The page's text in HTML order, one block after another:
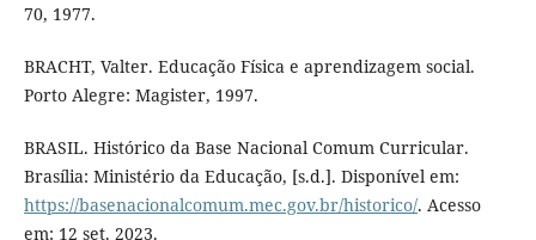
70, 1977.
BRACHT, Valter. Educação Física e aprendizagem social.
Porto Alegre: Magister, 1997.
BRASIL. Histórico da Base Nacional Comum Curricular.
Brasília: Ministério da Educação, [s.d.]. Disponível em:
https://basenacionalcomum.mec.gov.br/historico/. Acesso
em: 12 set. 2023.